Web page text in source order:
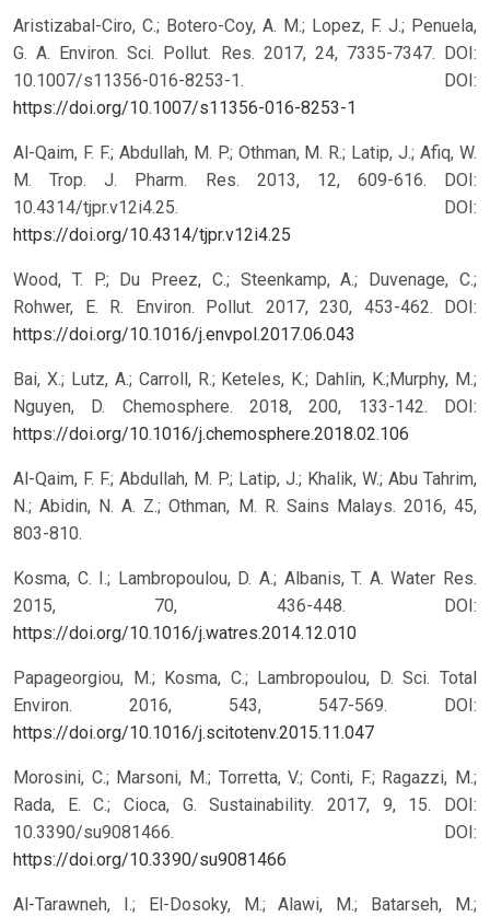
Aristizabal-Ciro, C.; Botero-Coy, A. M.; Lopez, F. J.; Penuela,
G. A. Environ. Sci. Pollut. Res. 2017, 24, 7335-7347. DOI:
10.1007/s11356-016-8253-1.
DOI:
https://doi.org/10.1007/s11356-016-8253-1
Al-Qaim, F. F.; Abdullah, M. P.; Othman, M. R.; Latip, J.; Afiq, W.
M. Trop. J. Pharm. Res. 2013, 12, 609-616. DOI:
10.4314/tjpr.v12i4.25.
DOI:
https://doi.org/10.4314/tjpr.v12i4.25
Wood, T. P.; Du Preez, C.; Steenkamp, A.; Duvenage, C.;
Rohwer, E. R. Environ. Pollut. 2017, 230, 453-462. DOI:
https://doi.org/10.1016/j.envpol.2017.06.043
Bai, X.; Lutz, A.; Carroll, R.; Keteles, K.; Dahlin, K.;Murphy, M.;
Nguyen, D. Chemosphere. 2018, 200, 133-142. DOI:
https://doi.org/10.1016/j.chemosphere.2018.02.106
Al-Qaim, F. F.; Abdullah, M. P.; Latip, J.; Khalik, W.; Abu Tahrim,
N.; Abidin, N. A. Z.; Othman, M. R. Sains Malays. 2016, 45,
803-810.
Kosma, C. I.; Lambropoulou, D. A.; Albanis, T. A. Water Res.
2015, 70, 436-448. DOI:
https://doi.org/10.1016/j.watres.2014.12.010
Papageorgiou, M.; Kosma, C.; Lambropoulou, D. Sci. Total
Environ. 2016, 543, 547-569. DOI:
https://doi.org/10.1016/j.scitotenv.2015.11.047
Morosini, C.; Marsoni, M.; Torretta, V.; Conti, F.; Ragazzi, M.;
Rada, E. C.; Cioca, G. Sustainability. 2017, 9, 15. DOI:
10.3390/su9081466.
DOI:
https://doi.org/10.3390/su9081466
Al-Tarawneh, I.; El-Dosoky, M.; Alawi, M.; Batarseh, M.;